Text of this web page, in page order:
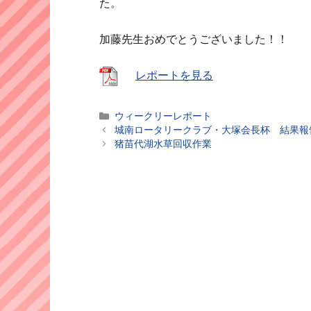
加藤先生おめでとうございました！！
レポートを見る
カ
テ
ゴ
ウィークリーレポート
城南ロータリークラブ・大塚会長杯 結果報
猪苗代湖水草回収作業